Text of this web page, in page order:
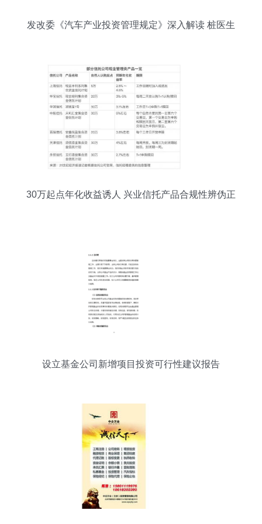
发改委《汽车产业投资管理规定》深入解读 桩医生
30万起点年化收益诱人 兴业信托产品合规性辨伪正
设立基金公司新增项目投资可行性建议报告